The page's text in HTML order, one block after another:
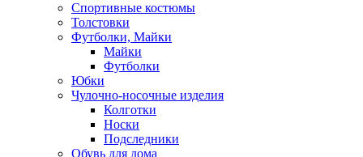
Спортивные костюмы
Толстовки
Футболки, Майки
Майки
Футболки
Юбки
Чулочно-носочные изделия
Колготки
Носки
Подследники
Обувь для дома